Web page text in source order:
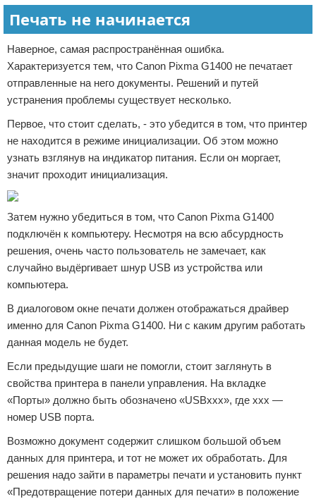
Печать не начинается
Наверное, самая распространённая ошибка.
Характеризуется тем, что Canon Pixma G1400 не печатает
отправленные на него документы. Решений и путей
устранения проблемы существует несколько.
Первое, что стоит сделать, - это убедится в том, что принтер
не находится в режиме инициализации. Об этом можно
узнать взглянув на индикатор питания. Если он моргает,
значит проходит инициализация.
Затем нужно убедиться в том, что Canon Pixma G1400
подключён к компьютеру. Несмотря на всю абсурдность
решения, очень часто пользователь не замечает, как
случайно выдёргивает шнур USB из устройства или
компьютера.
В диалоговом окне печати должен отображаться драйвер
именно для Canon Pixma G1400. Ни с каким другим работать
данная модель не будет.
Если предыдущие шаги не помогли, стоит заглянуть в
свойства принтера в панели управления. На вкладке
«Порты» должно быть обозначено «USBxxx», где xxx —
номер USB порта.
Возможно документ содержит слишком большой объем
данных для принтера, и тот не может их обработать. Для
решения надо зайти в параметры печати и установить пункт
«Предотвращение потери данных для печати» в положение